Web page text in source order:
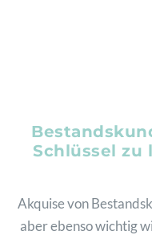
Schlüssel zu
Akquise von
aber ebenso wichtig